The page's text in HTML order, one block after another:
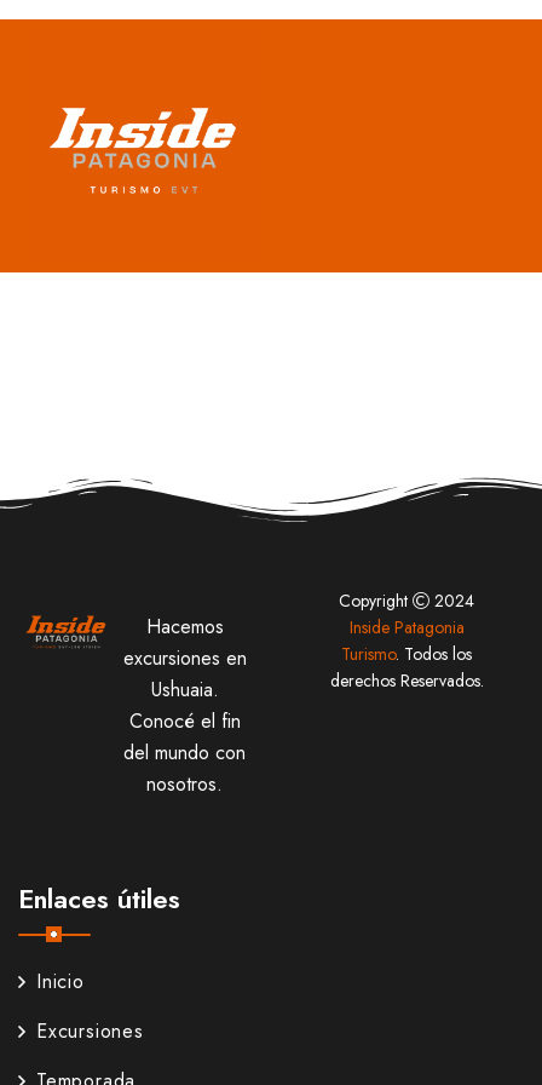
Terms and Conditions
Hacemos
excursiones en
Ushuaia.
Conocé el fin
del mundo con
nosotros.
Enlaces útiles
Inicio
Excursiones
Copyright
2024
Inside Patagonia
Turismo. Todos los
derechos Reservados.